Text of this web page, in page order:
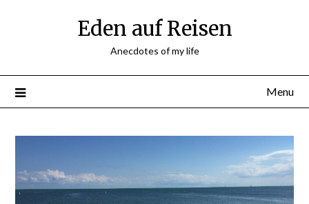
Eden auf Reisen
Anecdotes of my life
Menu